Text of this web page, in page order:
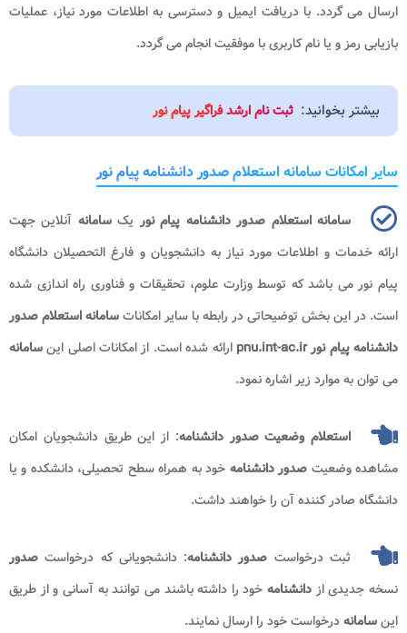
ارسال می گردد. با دریافت ایمیل و دسترسی به اطلاعات مورد نیاز، عملیات
بازیابی رمز و یا نام کاربری با موفقیت انجام می گردد.
بیشتر بخوانید: ثبت نام ارشد فراگیر پیام نور
سایر امکانات سامانه استعلام صدور دانشنامه پیام نور
سامانه استعلام صدور دانشنامه پیام نوریکسامانه آنلاین جهت
ارائه خدمات و اطلاعات مورد نیاز به دانشجویان و فارغ التحصیلان دانشگاه
پیام نور می باشد که توسط وزارت علوم، تحقیقات و فناوری راه اندازی شده
است. در این بخش توضیحاتی در رابطه با سایر امکاناتسامانه استعلام صدور
دانشنامه پیام نور pnu.int-ac.ir
ارائه شده است. از امکانات اصلی اینسامانه
می توان به موارد زیر اشاره نمود.
استعلام وضعیت صدور دانشنامه: از این طریق دانشجویان امکان
مشاهده وضعیت صدور دانشنامه خود به همراه سطح تحصیلی، دانشکده و یا
دانشگاه صادر کننده آن را خواهند داشت.
ثبت درخواست صدور دانشنامه: دانشجویانی که درخواست صدور
نسخه جدیدی از دانشنامه خود را داشته باشند می توانند به آسانی و از طریق
اینسامانهدرخواست خود را ارسال نمایند.